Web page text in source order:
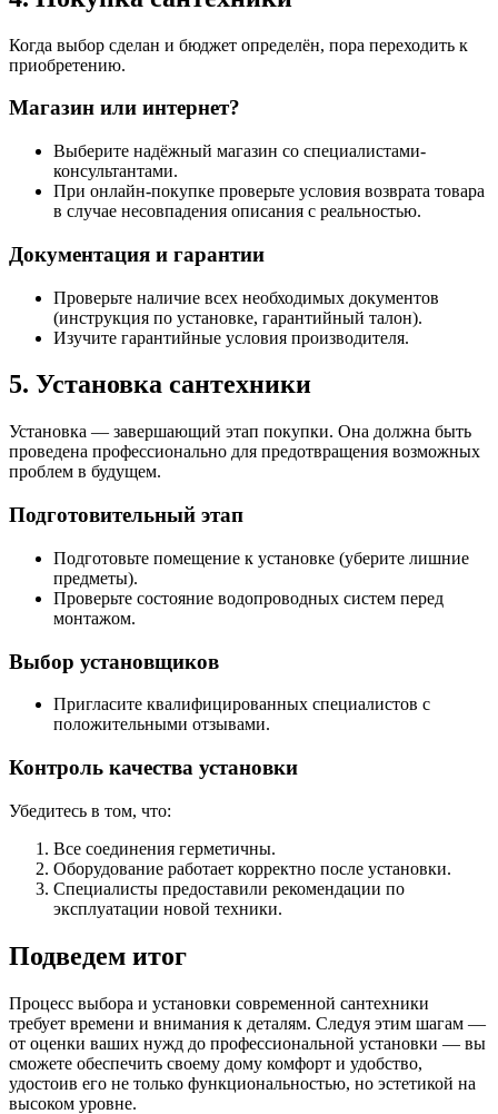
Когда выбор сделан и бюджет определён, пора переходить к
приобретению.
Магазин или интернет?
Выберите надёжный магазин со специалистами-
консультантами.
При онлайн-покупке проверьте условия возврата товара
в случае несовпадения описания с реальностью.
Документация и гарантии
Проверьте наличие всех необходимых документов
(инструкция по установке, гарантийный талон).
Изучите гарантийные условия производителя.
5. Установка сантехники
Установка — завершающий этап покупки. Она должна быть
проведена профессионально для предотвращения возможных
проблем в будущем.
Подготовительный этап
Подготовьте помещение к установке (уберите лишние
предметы).
Проверьте состояние водопроводных систем перед
монтажом.
Выбор установщиков
Пригласите квалифицированных специалистов с
положительными отзывами.
Контроль качества установки
Убедитесь в том, что:
Все соединения герметичны.
Оборудование работает корректно после установки.
Специалисты предоставили рекомендации по
эксплуатации новой техники.
Подведем итог
Процесс выбора и установки современной сантехники
требует времени и внимания к деталям. Следуя этим шагам —
от оценки ваших нужд до профессиональной установки — вы
сможете обеспечить своему дому комфорт и удобство,
удостоив его не только функциональностью, но эстетикой на
высоком уровне.